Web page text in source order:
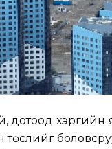
дотоод
төслийг